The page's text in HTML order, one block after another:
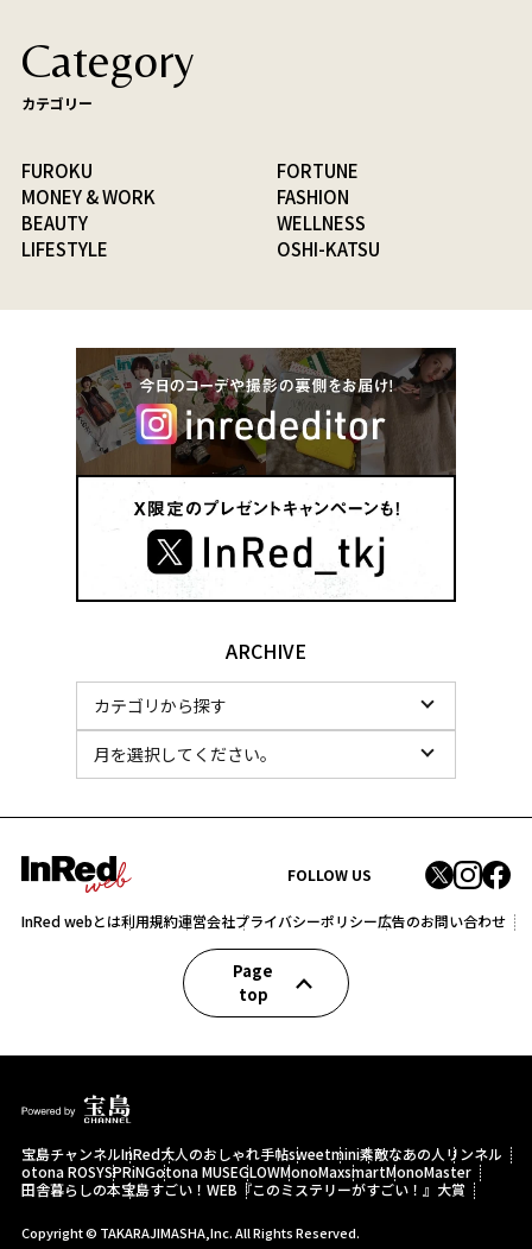
Category
カテゴリー
FUROKU
FORTUNE
MONEY & WORK
FASHION
BEAUTY
WELLNESS
LIFESTYLE
OSHI-KATSU
ARCHIVE
FOLLOW US
InRed webとは利用規約運営会社プライバシーポリシー広告のお問い合わせ
Page
top
宝島チャンネルInRed大人のおしゃれ手帖sweetmini素敵なあの人 リンネル
otona ROSYSPRiNGotona MUSEGLOWMonoMaxsmartMonoMaster
田舎暮らしの本宝島すごい！WEB 『このミステリーがすごい！』大賞
Copyright © TAKARAJIMASHA,Inc. All Rights Reserved.